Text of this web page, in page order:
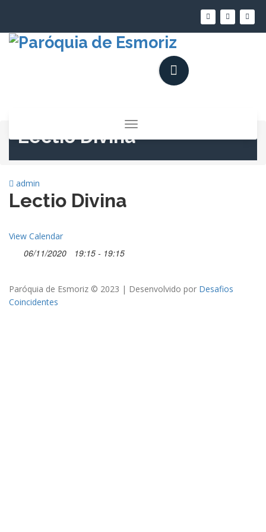
conteúdo
Alternar
a
Lectio Divina
admin
Lectio Divina
View Calendar
06/11/2020 19:15 - 19:15
Paróquia de Esmoriz © 2023 | Desenvolvido por Desafios
Coincidentes